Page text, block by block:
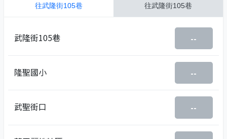
往武隆街105巷 往武隆街105巷
武隆街105巷 --
隆聖國小 --
武聖街口 --